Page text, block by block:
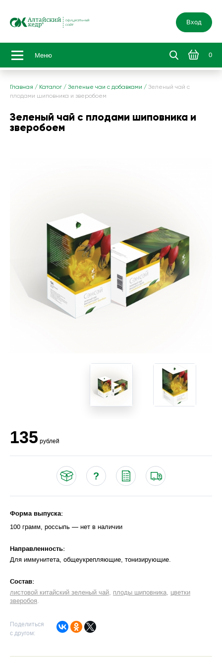
Вход
Меню 0
Главная / Каталог / Зеленые чаи с добавками / Зеленый чай с
плодами шиповника и зверобоем
Зеленый чай с плодами шиповника и
зверобоем
135 рублей
Форма выпуска:
100 грамм, россыпь — нет в наличии
Направленность:
Для иммунитета, общеукрепляющие, тонизирующие
Cостав:
листовой китайский зеленый чай плоды шиповника цветки
зверобоя
Поделиться
с другом: